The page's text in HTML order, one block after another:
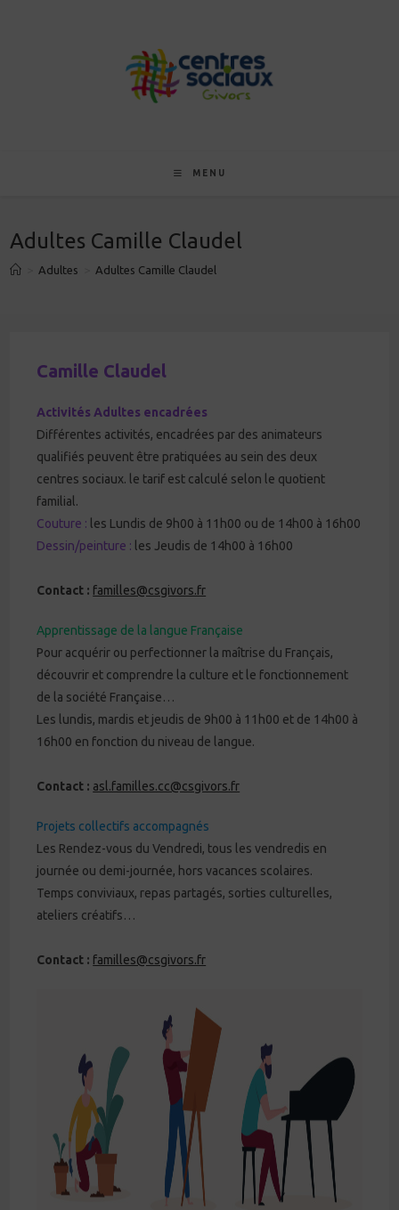
MENU
Adultes Camille Claudel
Adultes Adultes Camille Claudel
Camille Claudel
Activités Adultes encadrées
Différentes activités, encadrées par des animateurs
qualifiés peuvent être pratiquées au sein des deux
centres sociaux. le tarif est calculé selon le quotient
familial.
Couture : les Lundis de 9h00 à 11h00 ou de 14h00 à 16h00
Dessin/peinture : les Jeudis de 14h00 à 16h00
Contact : familles@csgivors.fr
Apprentissage de la langue Française
Pour acquérir ou perfectionner la maîtrise du Français,
découvrir et comprendre la culture et le fonctionnement
de la société Française…
Les lundis, mardis et jeudis de 9h00 à 11h00 et de 14h00 à
16h00 en fonction du niveau de langue.
Contact : asl.familles.cc@csgivors.fr
Projets collectifs accompagnés
Les Rendez-vous du Vendredi, tous les vendredis en
journée ou demi-journée, hors vacances scolaires.
Temps conviviaux, repas partagés, sorties culturelles,
ateliers créatifs…
Contact : familles@csgivors.fr